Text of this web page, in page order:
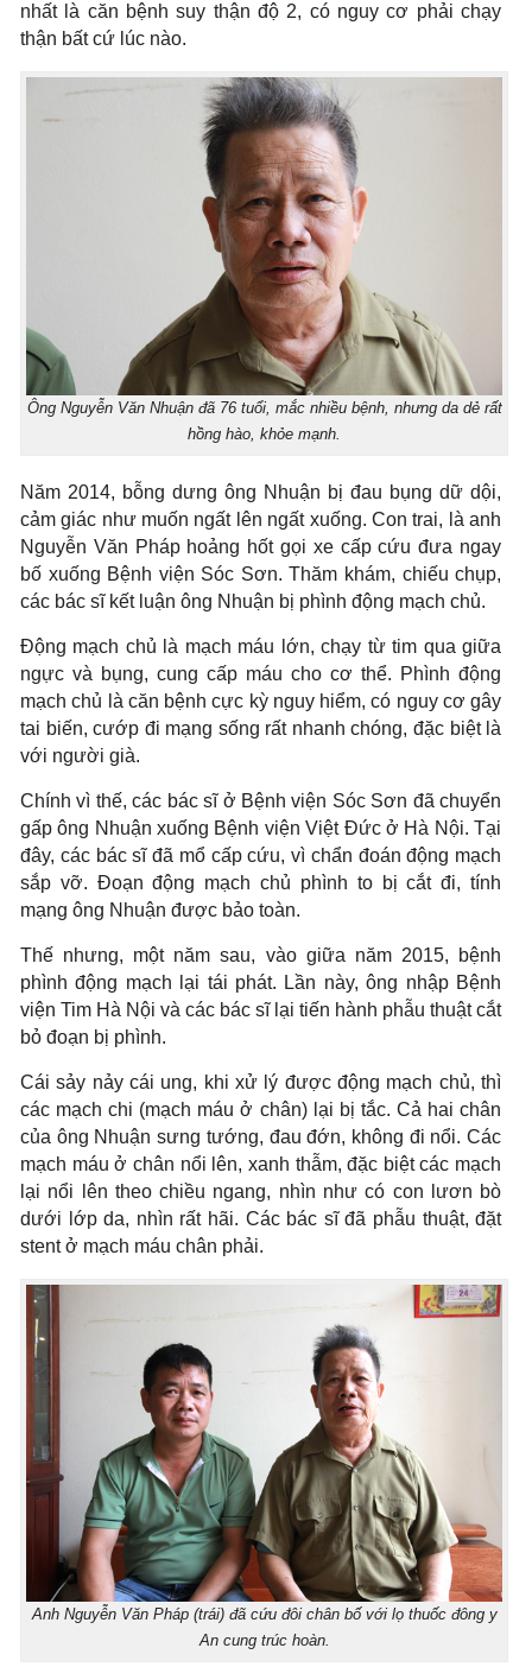
nhất là căn bệnh suy thận độ 2, có nguy cơ phải chạy
thận bất cứ lúc nào.
Ông Nguyễn Văn Nhuận đã 76 tuổi, mắc nhiều bệnh, nhưng da dẻ rất
hồng hào, khỏe mạnh.
Năm 2014, bỗng dưng ông Nhuận bị đau bụng dữ dội,
cảm giác như muốn ngất lên ngất xuống. Con trai, là anh
Nguyễn Văn Pháp hoảng hốt gọi xe cấp cứu đưa ngay
bố xuống Bệnh viện Sóc Sơn. Thăm khám, chiếu chụp,
các bác sĩ kết luận ông Nhuận bị phình động mạch chủ.
Động mạch chủ là mạch máu lớn, chạy từ tim qua giữa
ngực và bụng, cung cấp máu cho cơ thể. Phình động
mạch chủ là căn bệnh cực kỳ nguy hiểm, có nguy cơ gây
tai biến, cướp đi mạng sống rất nhanh chóng, đặc biệt là
với người già.
Chính vì thế, các bác sĩ ở Bệnh viện Sóc Sơn đã chuyển
gấp ông Nhuận xuống Bệnh viện Việt Đức ở Hà Nội. Tại
đây, các bác sĩ đã mổ cấp cứu, vì chẩn đoán động mạch
sắp vỡ. Đoạn động mạch chủ phình to bị cắt đi, tính
mạng ông Nhuận được bảo toàn.
Thế nhưng, một năm sau, vào giữa năm 2015, bệnh
phình động mạch lại tái phát. Lần này, ông nhập Bệnh
viện Tim Hà Nội và các bác sĩ lại tiến hành phẫu thuật cắt
bỏ đoạn bị phình.
Cái sảy nảy cái ung, khi xử lý được động mạch chủ, thì
các mạch chi (mạch máu ở chân) lại bị tắc. Cả hai chân
của ông Nhuận sưng tướng, đau đớn, không đi nổi. Các
mạch máu ở chân nổi lên, xanh thẫm, đặc biệt các mạch
lại nổi lên theo chiều ngang, nhìn như có con lươn bò
dưới lớp da, nhìn rất hãi. Các bác sĩ đã phẫu thuật, đặt
stent ở mạch máu chân phải.
Anh Nguyễn Văn Pháp (trái) đã cứu đôi chân bố với lọ thuốc đông y
An cung trúc hoàn.